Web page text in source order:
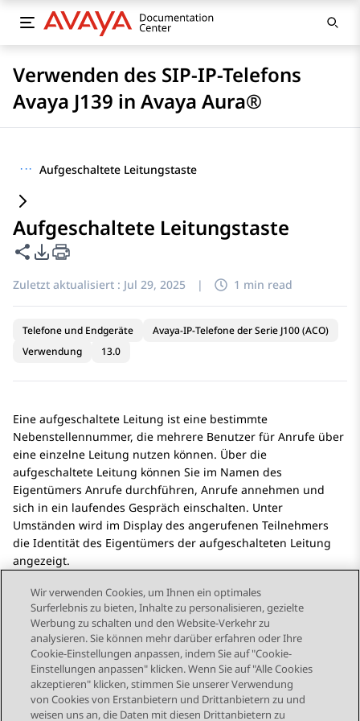
Verwenden des SIP-IP-Telefons
Avaya J139 in Avaya Aura®
··· Aufgeschaltete Leitungstaste
Aufgeschaltete Leitungstaste
Diese Seite teilen
PDF-Exportoptionen
Zuletzt aktualisiert : Jul 29, 2025 | 1 min read
Telefone und Endgeräte
Avaya-IP-Telefone der Serie J100 (ACO)
Verwendung
13.0
Eine aufgeschaltete Leitung ist eine bestimmte
Nebenstellennummer, die mehrere Benutzer für Anrufe über
eine einzelne Leitung nutzen können. Über die
aufgeschaltete Leitung können Sie im Namen des
Eigentümers Anrufe durchführen, Anrufe annehmen und
sich in ein laufendes Gespräch einschalten. Unter
Umständen wird im Display des angerufenen Teilnehmers
die Identität des Eigentümers der aufgeschalteten Leitung
angezeigt.
Send Feedback
Vorheriges Thema Nächstes Thema
Wir verwenden Cookies, um Ihnen ein optimales
Surferlebnis zu bieten, Inhalte zu personalisieren, gezielte
Werbung zu schalten und den Website-Verkehr zu
analysieren. Sie können mehr darüber erfahren oder Ihre
Cookie-Einstellungen anpassen, indem Sie auf "Cookie-
Einstellungen anpassen" klicken. Wenn Sie auf "Alle Cookies
akzeptieren" klicken, stimmen Sie unserer Verwendung
von Cookies von Erstanbietern und Drittanbietern zu und
weisen uns an, die Daten mit diesen Drittanbietern zu